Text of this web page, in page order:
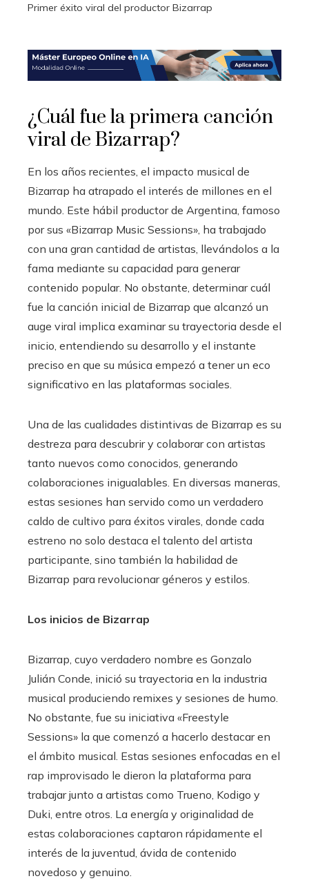
Primer éxito viral del productor Bizarrap
¿Cuál fue la primera canción
viral de Bizarrap?
En los años recientes, el impacto musical de
Bizarrap ha atrapado el interés de millones en el
mundo. Este hábil productor de Argentina, famoso
por sus «Bizarrap Music Sessions», ha trabajado
con una gran cantidad de artistas, llevándolos a la
fama mediante su capacidad para generar
contenido popular. No obstante, determinar cuál
fue la canción inicial de Bizarrap que alcanzó un
auge viral implica examinar su trayectoria desde el
inicio, entendiendo su desarrollo y el instante
preciso en que su música empezó a tener un eco
significativo en las plataformas sociales.
Una de las cualidades distintivas de Bizarrap es su
destreza para descubrir y colaborar con artistas
tanto nuevos como conocidos, generando
colaboraciones inigualables. En diversas maneras,
estas sesiones han servido como un verdadero
caldo de cultivo para éxitos virales, donde cada
estreno no solo destaca el talento del artista
participante, sino también la habilidad de
Bizarrap para revolucionar géneros y estilos.
Los inicios de Bizarrap
Bizarrap, cuyo verdadero nombre es Gonzalo
Julián Conde, inició su trayectoria en la industria
musical produciendo remixes y sesiones de humo.
No obstante, fue su iniciativa «Freestyle
Sessions» la que comenzó a hacerlo destacar en
el ámbito musical. Estas sesiones enfocadas en el
rap improvisado le dieron la plataforma para
trabajar junto a artistas como Trueno, Kodigo y
Duki, entre otros. La energía y originalidad de
estas colaboraciones captaron rápidamente el
interés de la juventud, ávida de contenido
novedoso y genuino.